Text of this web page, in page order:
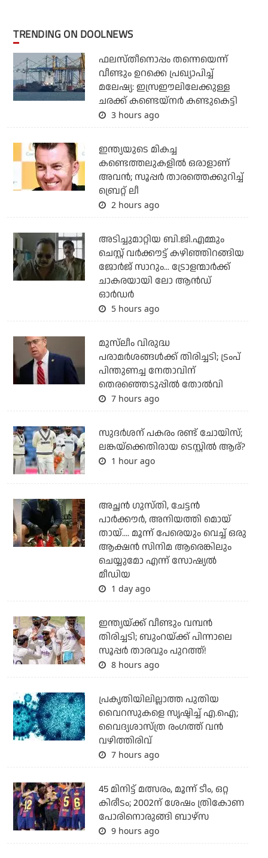
TRENDING ON DOOLNEWS
ഫലസ്തീനൊപ്പം തന്നെയെന്ന്
വീണ്ടും ഉറക്കെ പ്രഖ്യാപിച്ച്
മലേഷ്യ: ഇസ്രഈലിലേക്കുള്ള
ചരക്ക് കണ്ടെയ്‌നര്‍ കണ്ടുകെട്ടി
3 hours ago
ഇന്ത്യയുടെ മികച്ച
കണ്ടെത്തലുകളില്‍ ഒരാളാണ്
അവന്‍; സൂപ്പര്‍ താരത്തെക്കുറിച്ച്
ബ്രെറ്റ് ലീ
2 hours ago
അടിച്ചുമാറ്റിയ ബി.ജി.എമ്മും
ചെസ്റ്റ് വര്‍ക്കൗട്ട് കഴിഞ്ഞിറങ്ങിയ
ജോര്‍ജ് സാറും... ട്രോളന്മാര്‍ക്ക്
ചാകരയായി ലോ ആന്‍ഡ്
ഓര്‍ഡര്‍
5 hours ago
മുസ്‌ലീം വിരുദ്ധ
പരാമര്‍ശങ്ങള്‍ക്ക് തിരിച്ചടി; ട്രംപ്
പിന്തുണച്ച നേതാവിന്
തെരഞ്ഞെടുപ്പില്‍ തോല്‍വി
7 hours ago
സുദര്‍ശന് പകരം രണ്ട് ചോയിസ്;
ലങ്കയ്‌ക്കെതിരായ ടെസ്റ്റില്‍ ആര്?
1 hour ago
അച്ഛന്‍ ഗുസ്തി, ചേട്ടന്‍
പാര്‍ക്കൗര്‍, അനിയത്തി മൊയ്
തായ്.... മൂന്ന് പേരെയും വെച്ച് ഒരു
ആക്ഷന്‍ സിനിമ ആരെങ്കിലും
ചെയ്യുമോ എന്ന് സോഷ്യല്‍
മീഡിയ
1 day ago
ഇന്ത്യയ്ക്ക് വീണ്ടും വമ്പന്‍
തിരിച്ചടി; ബുംറയ്ക്ക് പിന്നാലെ
സൂപ്പര്‍ താരവും പുറത്ത്!
8 hours ago
പ്രകൃതിയിലില്ലാത്ത പുതിയ
വൈറസുകളെ സൃഷ്ടിച്ച് എ.ഐ;
വൈദ്യശാസ്ത്ര രംഗത്ത് വന്‍
വഴിത്തിരിവ്
7 hours ago
45 മിനിട്ട് മത്സരം, മൂന്ന് ടീം, ഒറ്റ
കിരീടം; 2002ന് ശേഷം ത്രികോണ
പോരിനൊരുങ്ങി ബാഴ്‌സ
9 hours ago